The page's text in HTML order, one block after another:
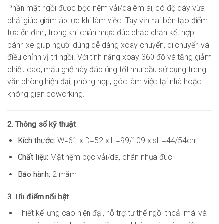
Phần mặt ngồi được bọc nệm vải/da êm ái, có độ dày vừa
phải giúp giảm áp lực khi làm việc. Tay vịn hai bên tạo điểm
tựa ổn định, trong khi chân nhựa đúc chắc chắn kết hợp
bánh xe giúp người dùng dễ dàng xoay chuyển, di chuyển và
điều chỉnh vị trí ngồi. Với tính năng xoay 360 độ và tăng giảm
chiều cao, mẫu ghế này đáp ứng tốt nhu cầu sử dụng trong
văn phòng hiện đại, phòng họp, góc làm việc tại nhà hoặc
không gian coworking.
2. Thông số kỹ thuật
Kích thước: W=61 x D=52 x H=99/109 x sH=44/54cm
Chất liệu: Mặt nệm bọc vải/da, chân nhựa đúc
Bảo hành: 2 măm
3. Ưu điểm nổi bật
Thiết kế lưng cao hiện đại, hỗ trợ tư thế ngồi thoải mái và